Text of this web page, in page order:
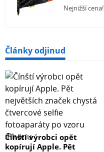
Nejnižší cena!
Články odjinud
Čínští výrobci opět
kopírují Apple. Pět